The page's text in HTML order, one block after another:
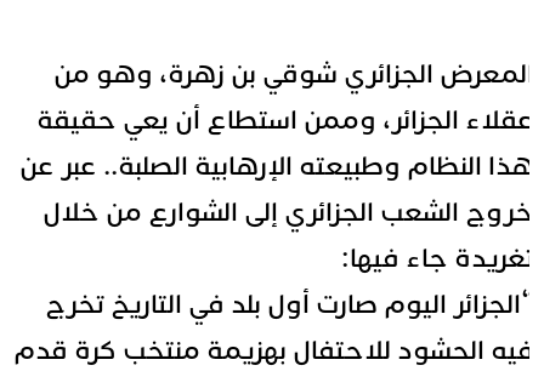
الجزائريشوقي بن زهرة، وهو من
الجزائر، وممن استطاع أن يعي حقيقة
النظام وطبيعته الإرهابية الصلبة.. عبر عن
الشعب الجزائري إلى الشوارع من خلال
جاء فيها:
اليوم صارت أول بلد في التاريخ تخرج
الحشود للاحتفال بهزيمة منتخب كرة قدم